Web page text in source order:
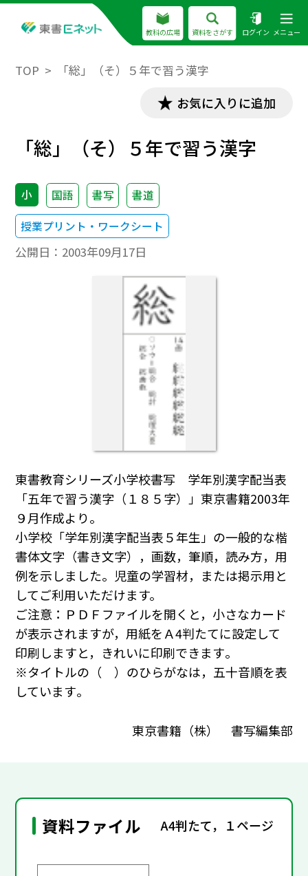
教科の広場 資料をさがす ログイン メニュー
TOP 「総」（そ）５年で習う漢字
お気に入りに追加
「総」（そ）５年で習う漢字
小 国語 書写
書道
授業プリント・ワークシート
公開日： 2003年09月17日
東書教育シリーズ小学校書写 学年別漢字配当表
「五年で習う漢字（１８５字）」東京書籍2003年
９月作成より。
小学校「学年別漢字配当表５年生」の一般的な楷
書体文字（書き文字），画数，筆順，読み方，用
例を示しました。児童の学習材，または掲示用と
してご利用いただけます。
ご注意：ＰＤＦファイルを開くと，小さなカード
が表示されますが，用紙をＡ4判たてに設定して
印刷しますと，きれいに印刷できます｡
※タイトルの（ ）のひらがなは，五十音順を表
しています｡
東京書籍（株） 書写編集部
資料ファイル A4判たて，１ページ